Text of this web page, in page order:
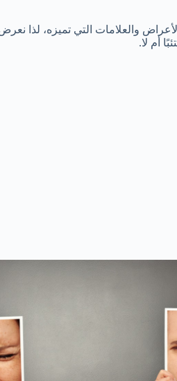
والعلامات التي تميزه، لذا
أم لا.